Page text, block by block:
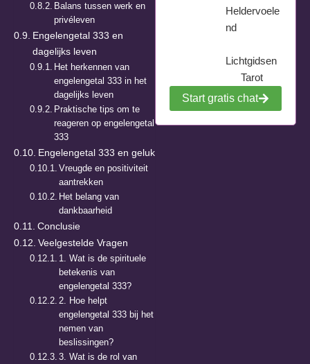
Balans tussen werk en
privéleven
Engelengetal 333 en
dagelijks leven
Het herkennen van
engelengetal 333 in het
dagelijks leven
Praktische tips om te
reageren op engelengetal
333
Engelengetal 333 en geluk
Vreugde en positiviteit
aantrekken
Het belang van
dankbaarheid
Conclusie
Veelgestelde Vragen
1. Wat is de spirituele
betekenis van
engelengetal 333?
2. Hoe helpt
engelengetal 333 bij het
nemen van
beslissingen?
3. Wat is de rol van
Heldervoele
nd
Lichtgidsen
Tarot
Start gratis chat